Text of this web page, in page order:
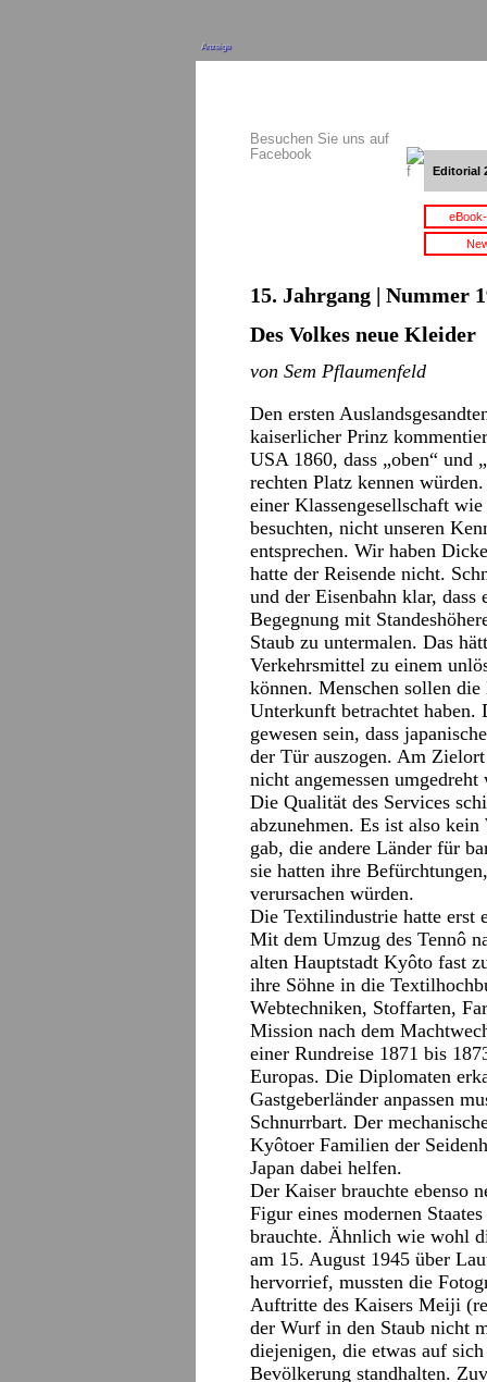
Anzeige
Besuchen Sie uns auf
Facebook
Editorial
15. Jahrgang | Nummer
Des Volkes neue Kleider
von Sem Pflaumenfeld
Den ersten
kaiserlicher Prinz
USA 1860, dass „oben“ und
rechten Platz kennen
einer Klassengesellschaft
besuchten, nicht unseren
entsprechen. Wir haben
hatte der Reisende nicht.
und der Eisenbahn klar,
Begegnung mit
Staub zu untermalen. Das
Verkehrsmittel zu einem
können. Menschen sollen
Unterkunft betrachtet haben.
gewesen sein, dass
der Tür auszogen. Am
nicht angemessen
Die Qualität des Services
abzunehmen. Es ist also kein
gab, die andere Länder für
sie hatten ihre
verursachen würden.
Die Textilindustrie hatte erst
Mit dem Umzug des Tennô
alten Hauptstadt Kyôto fast
ihre Söhne in die
Webtechniken, Stoffarten,
Mission nach dem
einer Rundreise 1871 bis
Europas. Die Diplomaten
Gastgeberländer anpassen
Schnurrbart. Der
Kyôtoer Familien der
Japan dabei helfen.
Der Kaiser brauchte ebenso
Figur eines modernen
brauchte. Ähnlich wie wohl
am 15. August 1945 über
hervorrief, mussten die
Auftritte des Kaisers Meiji
der Wurf in den Staub nicht
diejenigen, die etwas auf
Bevölkerung standhalten.